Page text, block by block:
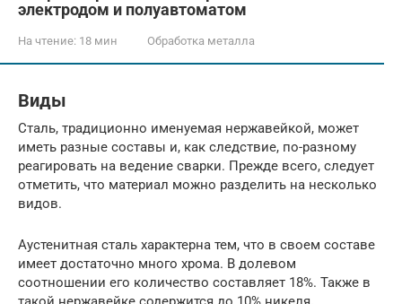
электродом и полуавтоматом
На чтение: 18 мин Обработка металла
Виды
Сталь, традиционно именуемая нержавейкой, может
иметь разные составы и, как следствие, по-разному
реагировать на ведение сварки. Прежде всего, следует
отметить, что материал можно разделить на несколько
видов.
Аустенитная сталь характерна тем, что в своем составе
имеет достаточно много хрома. В долевом
соотношении его количество составляет 18%. Также в